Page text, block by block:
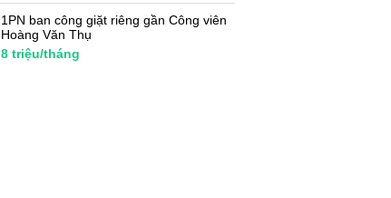
1PN ban công giặt riêng gần Công viên
Hoàng Văn Thụ
8 triệu/tháng